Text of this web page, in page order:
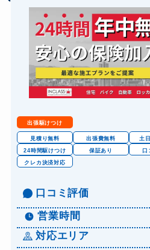
出張駆けつけ
見積り無料 出張費無料 土
24時間駆けつけ
保証あり 口
クレカ決済対応
口コミ評価
営業時間
対応エリア